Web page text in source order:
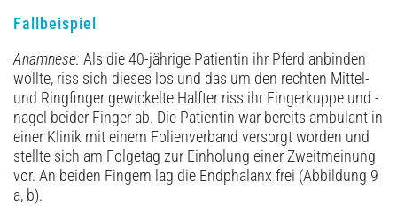
Fallbeispiel
Anamnese: Als die 40-jährige Patientin ihr Pferd anbinden
wollte, riss sich dieses los und das um den rechten Mittel-
und Ringfinger gewickelte Halfter riss ihr Fingerkuppe und -
nagel beider Finger ab. Die Patientin war bereits ambulant in
einer Klinik mit einem Folienverband versorgt worden und
stellte sich am Folgetag zur Einholung einer Zweitmeinung
vor. An beiden Fingern lag die Endphalanx frei (Abbildung 9
a, b).